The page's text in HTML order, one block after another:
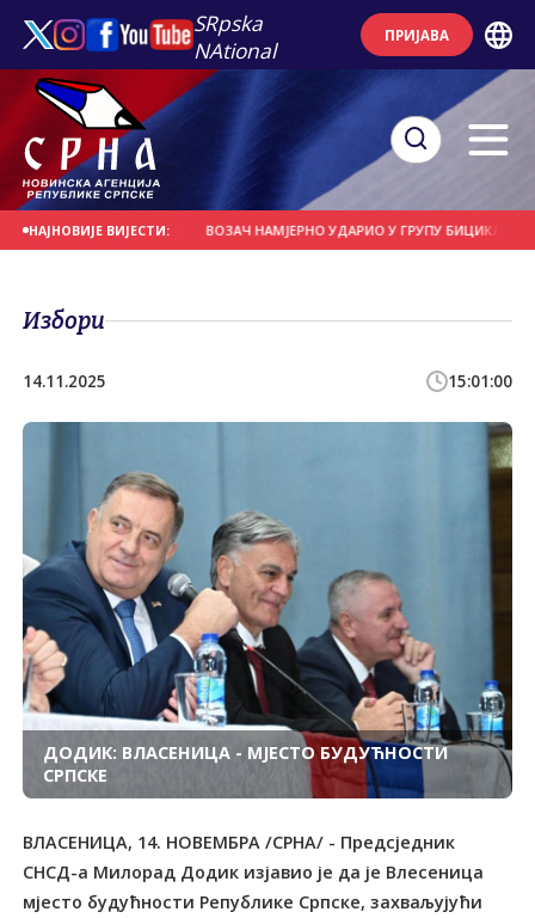
SRpska
NAtional
ПРИЈАВА
НАЈНОВИЈЕ ВИЈЕСТИ:
НА ДАНАШЊИ ДАН ВОЗАЧ НАМЈЕРНО УДАРИО У ГРУПУ БИЦИКЛИСТА
Избори
14.11.2025 15:01:00
ДОДИК: ВЛАСЕНИЦА - МЈЕСТО БУДУЋНОСТИ
СРПСКЕ
ВЛАСЕНИЦА, 14. НОВЕМБРА /СРНА/ - Предсједник
СНСД-а Милорад Додик изјавио је да је Влесеница
мјесто будућности Републике Српске, захваљујући